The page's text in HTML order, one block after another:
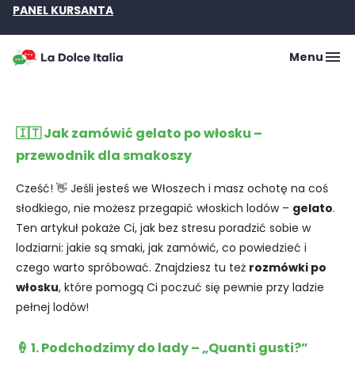
PANEL KURSANTA
Menu
🇮🇹 Jak zamówić gelato po włosku –
przewodnik dla smakoszy
Cześć! 👋 Jeśli jesteś we Włoszech i masz ochotę na coś
słodkiego, nie możesz przegapić włoskich lodów – gelato.
Ten artykuł pokaże Ci, jak bez stresu poradzić sobie w
lodziarni: jakie są smaki, jak zamówić, co powiedzieć i
czego warto spróbować. Znajdziesz tu też rozmówki po
włosku, które pomogą Ci poczuć się pewnie przy ladzie
pełnej lodów!
🍦 1. Podchodzimy do lady – „Quanti gusti?”